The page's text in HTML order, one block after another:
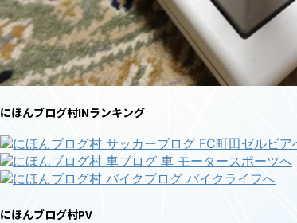
にほんブログ村INランキング
にほんブログ村PV